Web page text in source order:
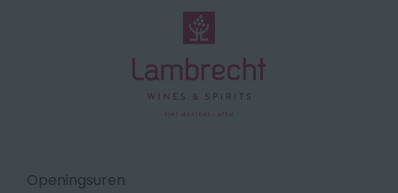
Openingsuren